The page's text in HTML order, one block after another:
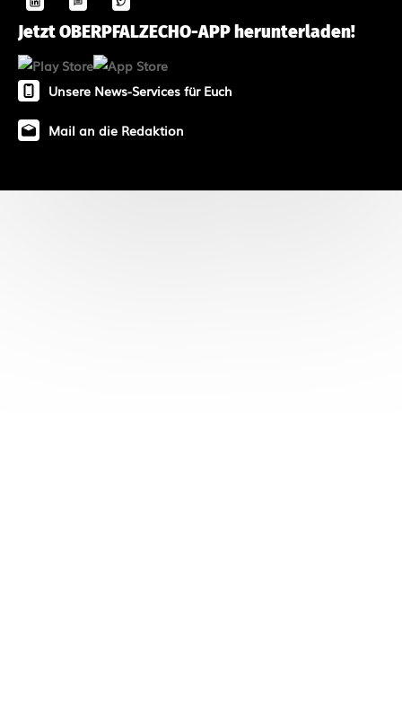
Jetzt OBERPFALZECHO-APP herunterladen!
Unsere News-Services für Euch
Mail an die Redaktion